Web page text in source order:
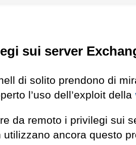
sui server
di solito prendono di
l’uso dell’exploit della
da remoto i privilegi sui
utilizzano ancora questo